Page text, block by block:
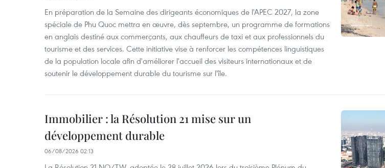
En préparation de la Semaine des dirigeants économiques de l'APEC 2027, la zone
spéciale de Phu Quoc mettra en œuvre, dès septembre, un programme de formations
en anglais destiné aux commerçants, aux chauffeurs de taxi et aux professionnels du
tourisme et des services. Cette initiative vise à renforcer les compétences linguistiques
de la population locale afin d'améliorer l'accueil des visiteurs internationaux et de
soutenir le développement durable du tourisme sur l'île.
Immobilier : la Résolution 21 mise sur un
développement durable
06/08/2026 02:13